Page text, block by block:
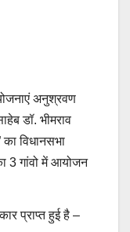
अनुश्रवण
डॉ. भीमराव
विधानसभा
3 गांवो में आयोजन
प्राप्त हुई है –